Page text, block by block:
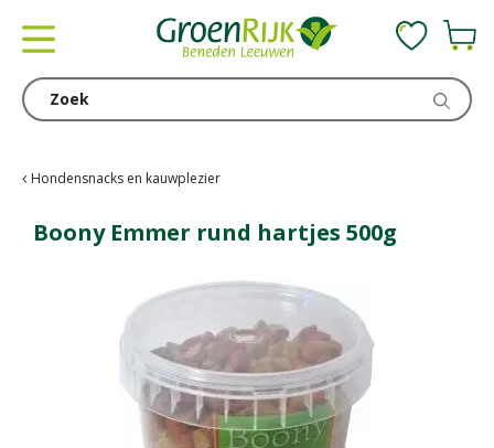
Hondensnacks en kauwplezier
Boony Emmer rund hartjes 500g